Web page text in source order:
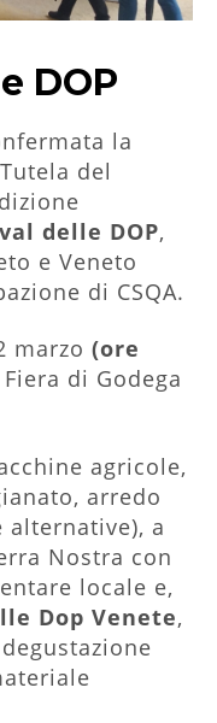
DOP
la
del
delle DOP,
e Veneto
di CSQA.
marzo (ore
di Godega
agricole,
arredo
alternative), a
Nostra con
locale e,
Dop Venete,